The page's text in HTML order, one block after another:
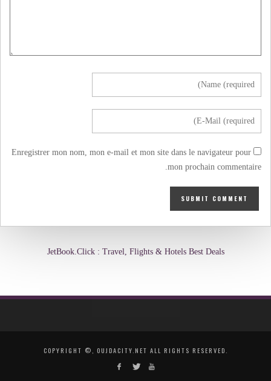
Enregistrer mon nom, mon e-mail et mon site dans le navigateur pour
mon prochain commentaire.
JetBook.Click : Travel, Flights & Hotels Best Deals
COPYRIGHT ©, OUJDACITY.NET ALL RIGHTS RESERVED.